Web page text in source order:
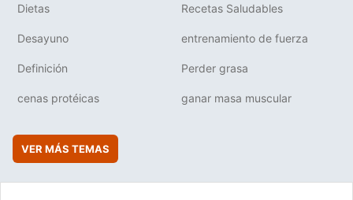
Dietas Recetas Saludables
Desayuno entrenamiento de fuerza
Definición Perder grasa
cenas protéicas ganar masa muscular
VER MÁS TEMAS